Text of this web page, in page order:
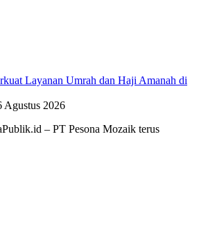
Layanan Umrah dan Haji Amanah di
Agustus 2026
– PT Pesona Mozaik terus